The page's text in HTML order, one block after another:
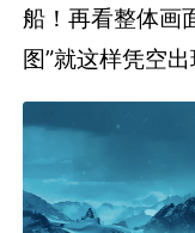
船！再看整体画
图”就这样凭空出